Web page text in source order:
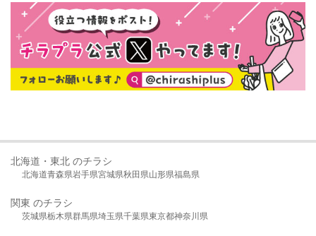
北海道・東北 のチラシ
北海道青森県岩手県宮城県秋田県山形県福島県
関東 のチラシ
茨城県栃木県群馬県埼玉県千葉県東京都神奈川県